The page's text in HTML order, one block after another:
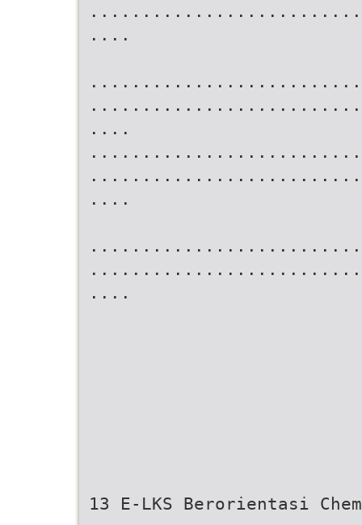
....
....
....
....
13 E-LKS Berorientasi